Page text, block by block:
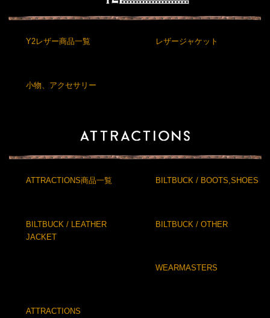
Y2レザー商品一覧 レザージャケット
小物、アクセサリー
ATTRACTIONS商品一覧 BILTBUCK / BOOTS,SHOES
BILTBUCK / LEATHER
JACKET
BILTBUCK / OTHER
WEARMASTERS
ATTRACTIONS